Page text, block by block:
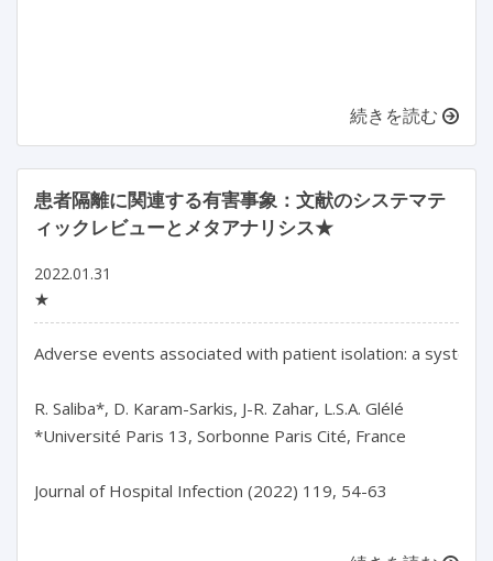
続きを読む
患者隔離に関連する有害事象：文献のシステマテ
ィックレビューとメタアナリシス★
2022.01.31
★
Adverse events associated with patient isolation: a
R. Saliba*, D. Karam-Sarkis, J-R. Zahar, L.S.A. Glélé
*Université Paris 13, Sorbonne Paris Cité, France
Journal of Hospital Infection (2022) 119, 54-63